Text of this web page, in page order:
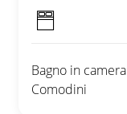
Bagno in camera
Comodini